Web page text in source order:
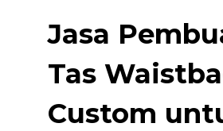
Jasa
Tas
Custom